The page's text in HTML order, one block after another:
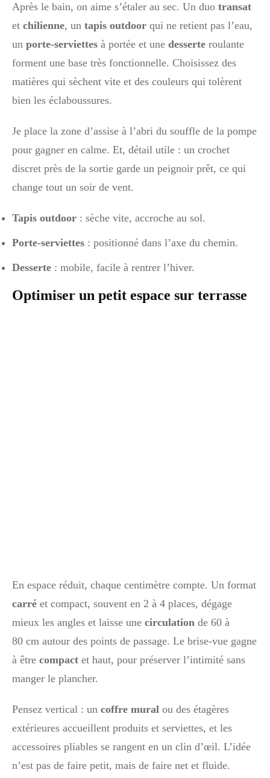
Après le bain, on aime s’étaler au sec. Un duo transat
et chilienne, un tapis outdoor qui ne retient pas l’eau,
un porte-serviettes à portée et une desserte roulante
forment une base très fonctionnelle. Choisissez des
matières qui sèchent vite et des couleurs qui tolèrent
bien les éclaboussures.
Je place la zone d’assise à l’abri du souffle de la pompe
pour gagner en calme. Et, détail utile : un crochet
discret près de la sortie garde un peignoir prêt, ce qui
change tout un soir de vent.
Tapis outdoor : sèche vite, accroche au sol.
Porte-serviettes : positionné dans l’axe du chemin.
Desserte : mobile, facile à rentrer l’hiver.
Optimiser un petit espace sur terrasse
En espace réduit, chaque centimètre compte. Un format
carré et compact, souvent en 2 à 4 places, dégage
mieux les angles et laisse une circulation de 60 à
80 cm autour des points de passage. Le brise-vue gagne
à être compact et haut, pour préserver l’intimité sans
manger le plancher.
Pensez vertical : un coffre mural ou des étagères
extérieures accueillent produits et serviettes, et les
accessoires pliables se rangent en un clin d’œil. L’idée
n’est pas de faire petit, mais de faire net et fluide.